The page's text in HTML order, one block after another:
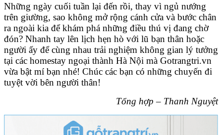
Những ngày cuối tuần lại đến rồi, thay vì ngủ nướng
trên giường, sao không mở rộng cánh cửa và bước chân
ra ngoài kia để khám phá những điều thú vị đang chờ
đón? Nhanh tay lên lịch hẹn hò với lũ bạn thân hoặc
người ấy để cùng nhau trải nghiệm không gian lý tưởng
tại các homestay ngoại thành Hà Nội mà Gotrangtri.vn
vừa bật mí bạn nhé! Chúc các bạn có những chuyến đi
tuyệt vời bên người thân!
Tổng hợp – Thanh Nguyệt